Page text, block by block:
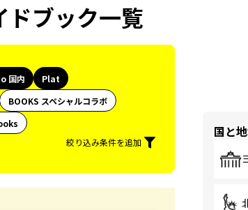
ドブック一覧
国内
Plat
BOOKS スペシャルコラボ
絞り込み条件を追加
国と